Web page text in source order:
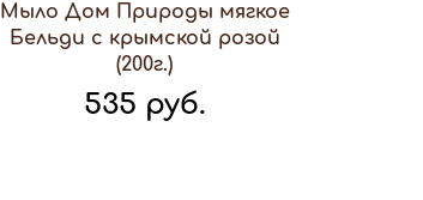
Мыло Дом Природы мягкое
Бельди с крымской розой
(200г.)
535 руб.